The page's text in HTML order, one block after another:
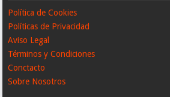
Política de Cookies
Políticas de Privacidad
Aviso Legal
Términos y Condiciones
Conctacto
Sobre Nosotros